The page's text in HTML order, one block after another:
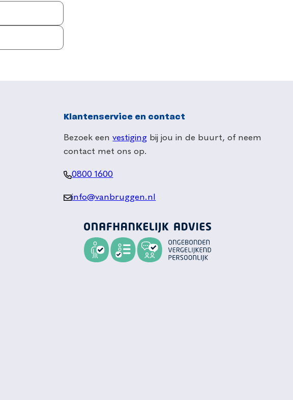
Klantenservice en contact
Bezoek eenvestiging bij jou in de buurt, of neem
contact met ons op.
0800 1600
info@vanbruggen.nl